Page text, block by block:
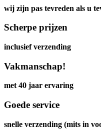
wij zijn pas tevreden als u
Scherpe prijzen
inclusief verzending
Vakmanschap!
met 40 jaar ervaring
Goede service
snelle verzending (mits in